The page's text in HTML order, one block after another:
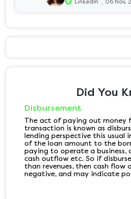
LinkedIn . 06 Nov,
Did You
Disbursement
The act of paying out money
transaction is known as
lending perspective this usual
of the loan amount to the
paying to operate a business,
cash outflow etc. So if
than revenues, then cash flow
negative, and may indicate